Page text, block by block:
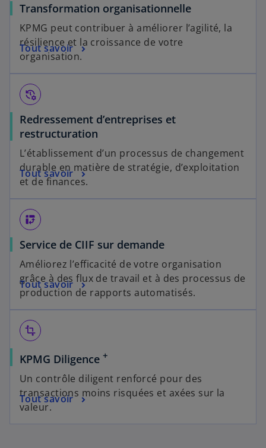
Transformation organisationnelle
KPMG peut contribuer à améliorer l’agilité, la
résilience et la croissance de votre
organisation.
Tout savoir
manage_history
Redressement d’entreprises et
restructuration
L’établissement d’un processus de changement
durable en matière de stratégie, d’exploitation
et de finances.
Tout savoir
pivot_table_chart
Service de CIIF sur demande
Améliorez l’efficacité de votre organisation
grâce à des flux de travail et à des processus de
production de rapports automatisés.
Tout savoir
transform
KPMG Diligence +
Un contrôle diligent renforcé pour des
transactions moins risquées et axées sur la
valeur.
Tout savoir
s